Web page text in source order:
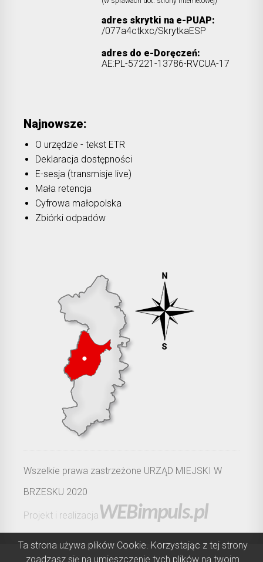
Ta strona używa plików Cookie. Korzystając z tej strony
zgadzasz się na umieszczenie tych plików na twoim
Najnowsze:
O urzędzie - tekst ETR
Deklaracja dostępności
E-sesja (transmisje live)
Mała retencja
Cyfrowa małopolska
Zbiórki odpadów
adres skrytki na e-PUAP:
/077a4ctkxc/SkrytkaESP
adres do e-Doręczeń:
AE:PL-57221-13786-RVCUA-17
Wszelkie prawa zastrzeżone URZĄD MIEJSKI W
BRZESKU 2020
Projekt i realizacjaWEBimpuls.pl